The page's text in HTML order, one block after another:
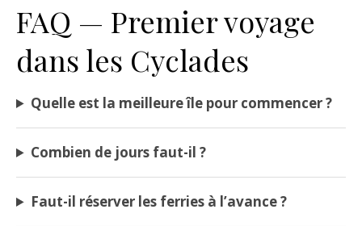
FAQ — Premier voyage
dans les Cyclades
Quelle est la meilleure île pour commencer ?
Combien de jours faut-il ?
Faut-il réserver les ferries à l’avance ?